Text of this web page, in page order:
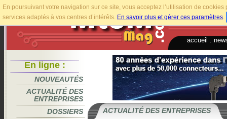
En poursuivant votre navigation sur ce site, vous acceptez l’utilisation de
services adaptés à vos centres d’intérêts. En savoir plus et gérer ces paramètres.
accueil
En ligne :
NOUVEAUTÉS
ACTUALITÉ DES
ENTREPRISES
DOSSIERS
ACTUALITÉ DES ENTREPRISES